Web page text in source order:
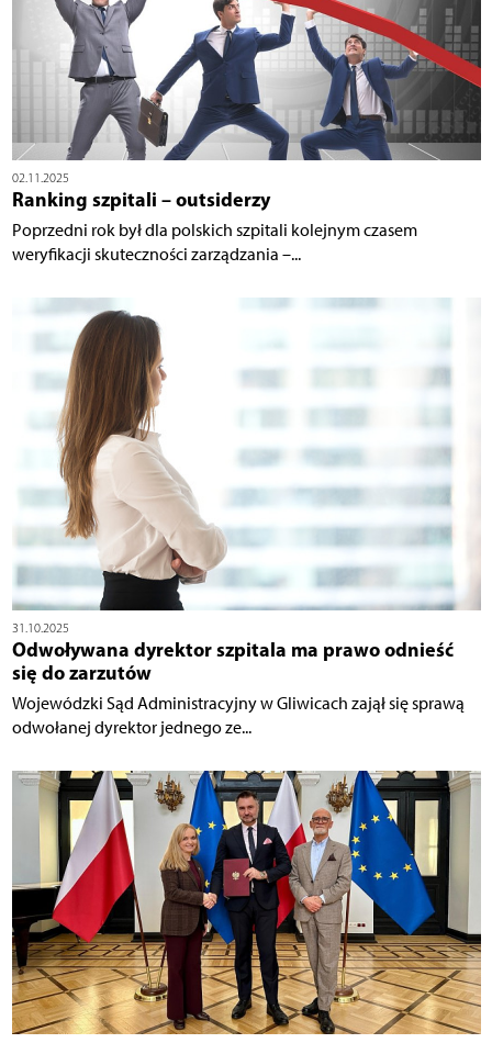
02.11.2025
Ranking szpitali – outsiderzy
Poprzedni rok był dla polskich szpitali kolejnym czasem
weryfikacji skuteczności zarządzania –...
31.10.2025
Odwoływana dyrektor szpitala ma prawo odnieść
się do zarzutów
Wojewódzki Sąd Administracyjny w Gliwicach zajął się sprawą
odwołanej dyrektor jednego ze...